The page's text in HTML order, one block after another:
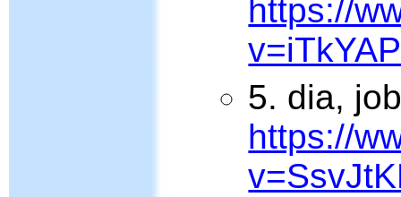
https://
5. dia,
https://